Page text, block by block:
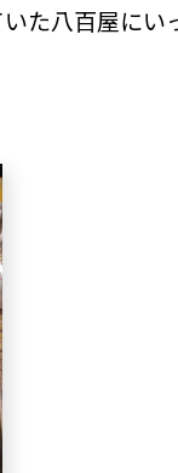
た八百屋にい